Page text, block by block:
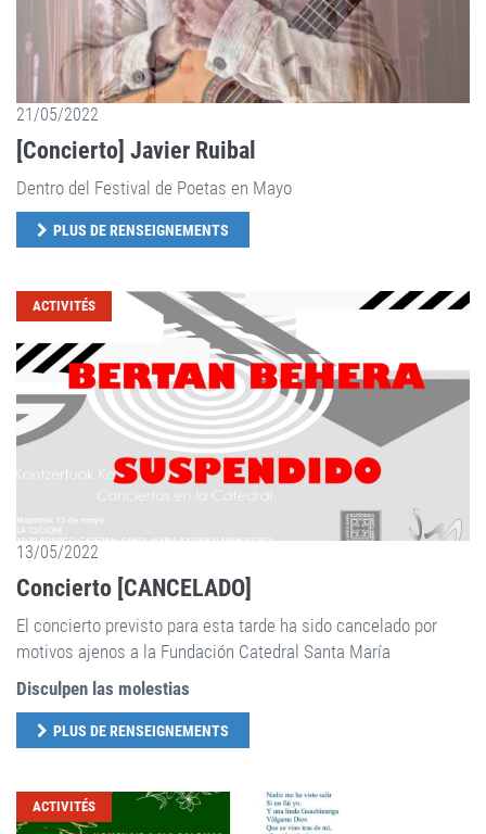
21/05/2022
[Concierto] Javier Ruibal
Dentro del Festival de Poetas en Mayo
PLUS DE RENSEIGNEMENTS
ACTIVITÉS
13/05/2022
Concierto [CANCELADO]
El concierto previsto para esta tarde ha sido cancelado por
motivos ajenos a la Fundación Catedral Santa María
Disculpen las molestias
PLUS DE RENSEIGNEMENTS
ACTIVITÉS